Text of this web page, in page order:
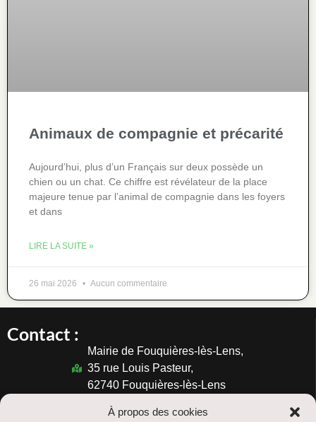
À propos des cookies
Animaux de compagnie et précarité
Aujourd’hui, plus d’un Français sur deux possède un
chien ou un chat. Ce chiffre est révélateur de la place
majeure tenue par l’animal de compagnie dans les foyers
et dans
LIRE LA SUITE »
26 mai 2026 Aucun commentaire
Contact :
Mairie de Fouquières-lès-Lens,
35 rue Louis Pasteur,
62740 Fouquières-lès-Lens